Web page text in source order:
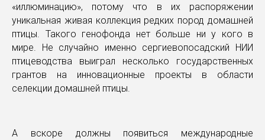
«иллюминацию», потому что в их распоряжении
уникальная живая коллекция редких пород домашней
птицы. Такого генофонда нет больше ни у кого в
мире. Не случайно именно сергиевопосадский НИИ
птицеводства выиграл несколько государственных
грантов на инновационные проекты в области
селекции домашней птицы.
А вскоре должны появиться международные